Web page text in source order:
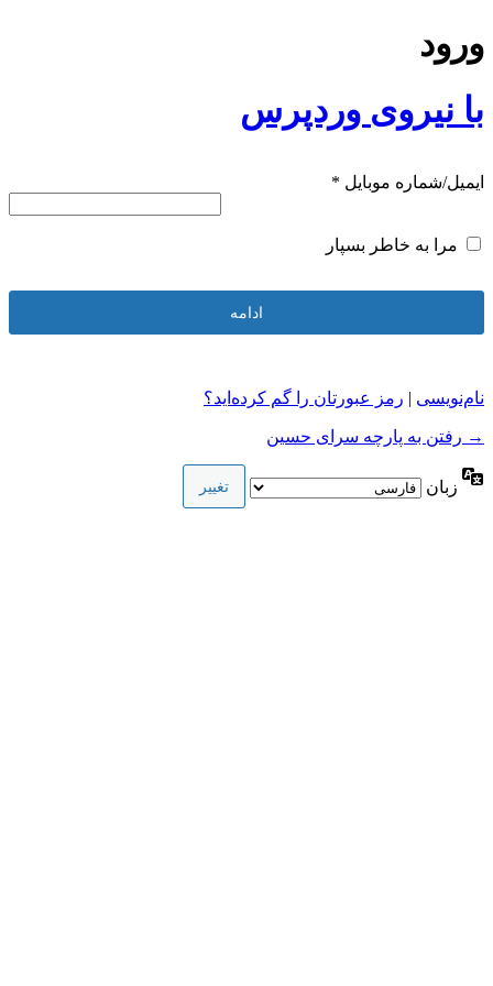
ورود
با نیروی وردپرس
ایمیل/شماره موبایل *
مرا به خاطر بسپار
ادامه
نام‌نویسی | رمز عبورتان را گم کرده‌اید؟
→ رفتن به پارچه سرای حسین
زبان